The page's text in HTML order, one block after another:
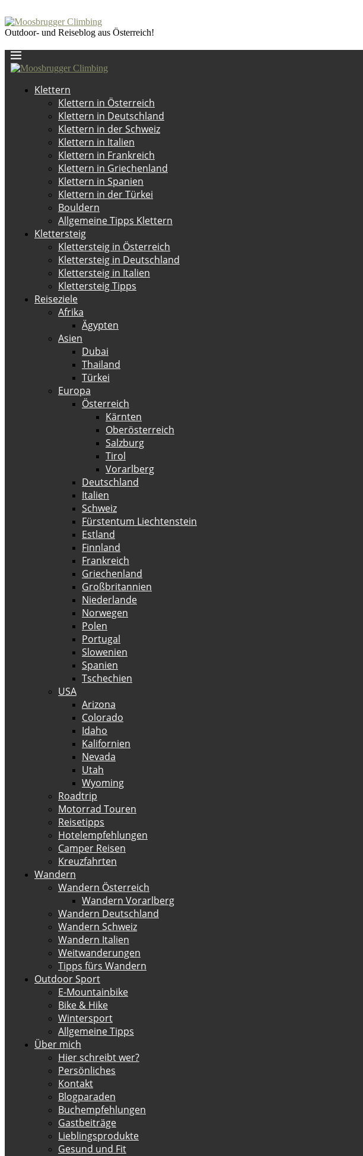
Outdoor- und Reiseblog aus Österreich!
Klettern
Klettern in Österreich
Klettern in Deutschland
Klettern in der Schweiz
Klettern in Italien
Klettern in Frankreich
Klettern in Griechenland
Klettern in Spanien
Klettern in der Türkei
Bouldern
Allgemeine Tipps Klettern
Klettersteig
Klettersteig in Österreich
Klettersteig in Deutschland
Klettersteig in Italien
Klettersteig Tipps
Reiseziele
Afrika
Ägypten
Asien
Dubai
Thailand
Türkei
Europa
Österreich
Kärnten
Oberösterreich
Salzburg
Tirol
Vorarlberg
Deutschland
Italien
Schweiz
Fürstentum Liechtenstein
Estland
Finnland
Frankreich
Griechenland
Großbritannien
Niederlande
Norwegen
Polen
Portugal
Slowenien
Spanien
Tschechien
USA
Arizona
Colorado
Idaho
Kalifornien
Nevada
Utah
Wyoming
Roadtrip
Motorrad Touren
Reisetipps
Hotelempfehlungen
Camper Reisen
Kreuzfahrten
Wandern
Wandern Österreich
Wandern Vorarlberg
Wandern Deutschland
Wandern Schweiz
Wandern Italien
Weitwanderungen
Tipps fürs Wandern
Outdoor Sport
E-Mountainbike
Bike & Hike
Wintersport
Allgemeine Tipps
Über mich
Hier schreibt wer?
Persönliches
Kontakt
Blogparaden
Buchempfehlungen
Gastbeiträge
Lieblingsprodukte
Gesund und Fit